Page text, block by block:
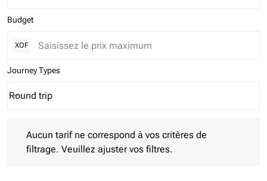
Budget
XOF
Journey Types
Journey Types option Round trip Selected
Round trip
keyboard_arrow_down
Aucun tarif ne correspond à vos critères de
filtrage. Veuillez ajuster vos filtres.